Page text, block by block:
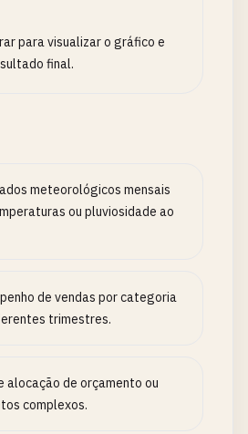
para visualizar o gráfico e
final.
meteorológicos mensais
ou pluviosidade ao
de vendas por categoria
trimestres.
alocação de orçamento ou
complexos.